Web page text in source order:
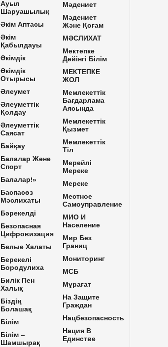
Ауыл
Шаруашылық
Әкім Аптасы
Әкім
Қабылдауы
Әкімдік
Әкімдік
Отырысы
Әлеумет
Әлеуметтік
Қолдау
Әлеуметтік
Саясат
Байқау
Балалар Және
Спорт
Балалар!»
Баспасөз
Мәслихаты
Бәрекелді
Безопасная
Цифровизация
Белые Халаты
Берекелі
Бородулиха
Билік Пен
Халық
Біздің
Болашақ
Білім
Білім –
Шамшырақ
Мәдениет
Мәдениет
Және Қоғам
МӘСЛИХАТ
Мектепке
Дейінгі Білім
МЕКТЕПКЕ
ЖОЛ
Мемлекеттік
Бағдарлама
Аясында
Мемлекеттік
Қызмет
Мемлекеттік
Тіл
Мерейлі
Мереке
Мереке
Местное
Самоуправление
МИО И
Население
Мир Без
Границ
Мониторинг
МСБ
Мұрағат
На Защите
Граждан
Нацбезопасность
Нация В
Единстве